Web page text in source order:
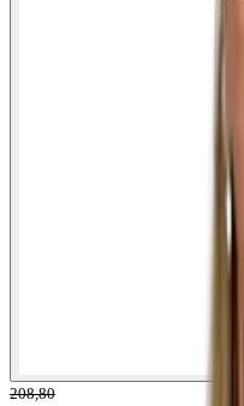
208,80